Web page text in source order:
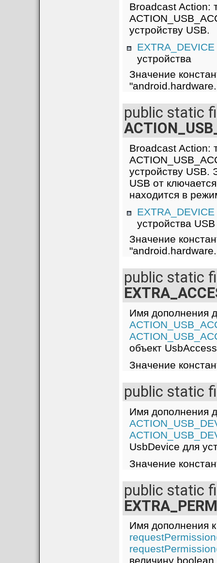
Broadcast Action:
устройству USB.
EXTRA_DEVICE
устройства
Значение
public static
Broadcast Action:
устройству USB.
USB от
находится в
EXTRA_DEVICE
устройства USB
Значение
public static
Имя дополнения
объект
Значение
public static
Имя дополнения
UsbDevice для
Значение
public static
Имя дополнения
величину